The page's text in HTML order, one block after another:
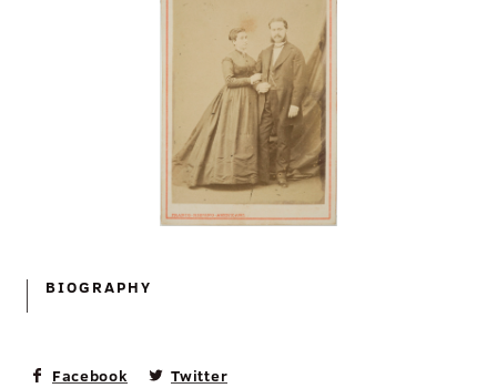
BIOGRAPHY
Facebook Twitter